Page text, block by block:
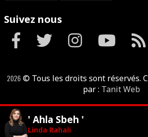
Suivez nous
2026 © Tous les droits sont réservés.
par : Tanit Web
' Ahla Sbeh '
Linda Rahali